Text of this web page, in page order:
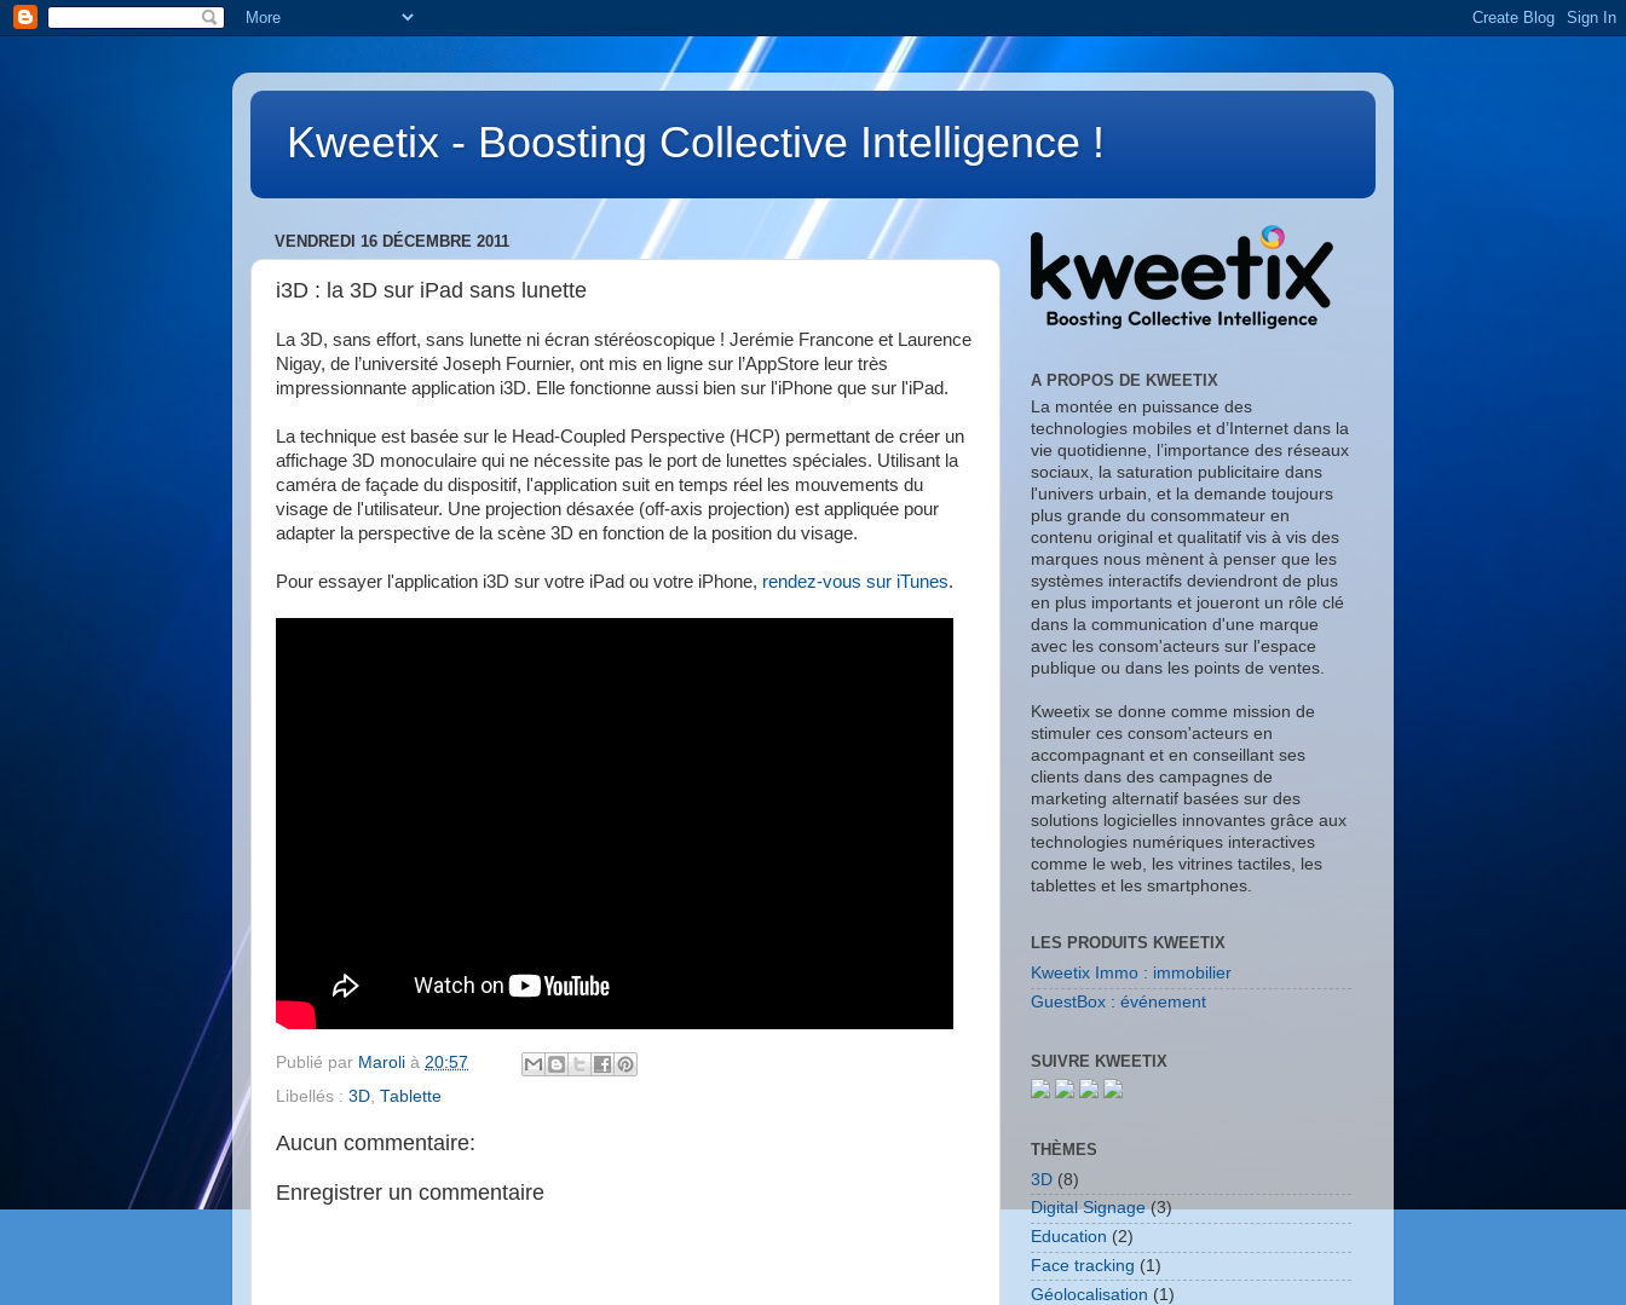
Kweetix - Boosting Collective Intelligence !
VENDREDI 16 DÉCEMBRE 2011
i3D : la 3D sur iPad sans lunette
La 3D, sans effort, sans lunette ni écran stéréoscopique ! Jerémie Francone et Laurence
Nigay, de l’université Joseph Fournier, ont mis en ligne sur l’AppStore leur très
impressionnante application i3D. Elle fonctionne aussi bien sur l'iPhone que sur l'iPad.
La technique est basée sur le Head-Coupled Perspective (HCP) permettant de créer un
affichage 3D monoculaire qui ne nécessite pas le port de lunettes spéciales. Utilisant la
caméra de façade du dispositif, l'application suit en temps réel les mouvements du
visage de l'utilisateur. Une projection désaxée (off-axis projection) est appliquée pour
adapter la perspective de la scène 3D en fonction de la position du visage.
Pour essayer l'application i3D sur votre iPad ou votre iPhone, rendez-vous sur iTunes.
Publié par Maroli à 20:57
Libellés : 3D Tablette
Aucun commentaire:
Enregistrer un commentaire
A PROPOS DE KWEETIX
La montée en puissance des
technologies mobiles et d’Internet dans la
vie quotidienne, l’importance des réseaux
sociaux, la saturation publicitaire dans
l'univers urbain, et la demande toujours
plus grande du consommateur en
contenu original et qualitatif vis à vis des
marques nous mènent à penser que les
systèmes interactifs deviendront de plus
en plus importants et joueront un rôle clé
dans la communication d'une marque
avec les consom'acteurs sur l'espace
publique ou dans les points de ventes.
Kweetix se donne comme mission de
stimuler ces consom'acteurs en
accompagnant et en conseillant ses
clients dans des campagnes de
marketing alternatif basées sur des
solutions logicielles innovantes grâce aux
technologies numériques interactives
comme le web, les vitrines tactiles, les
tablettes et les smartphones.
LES PRODUITS KWEETIX
Kweetix Immo : immobilier
GuestBox : événement
SUIVRE KWEETIX
THÈMES
3D (8)
Digital Signage (3)
Education (2)
Face tracking (1)
Géolocalisation (1)